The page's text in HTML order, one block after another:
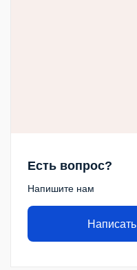
Есть вопрос?
Напишите нам
Написать